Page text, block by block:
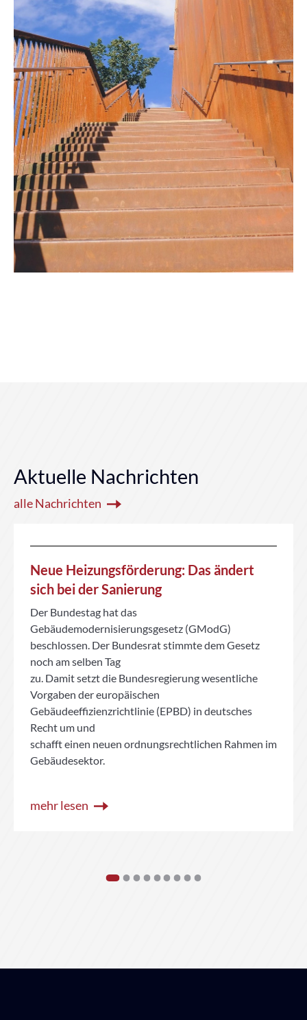
Aktuelle Nachrichten
alle Nachrichten
Neue Heizungsförderung: Das ändert
sich bei der Sanierung
Der Bundestag hat das
Gebäudemodernisierungsgesetz (GModG)
beschlossen. Der Bundesrat stimmte dem Gesetz
noch am selben Tag
zu. Damit setzt die Bundesregierung wesentliche
Vorgaben der europäischen
Gebäudeeffizienzrichtlinie (EPBD) in deutsches
Recht um und
schafft einen neuen ordnungsrechtlichen Rahmen im
Gebäudesektor.
mehr lesen
1 2 3 4 5 6 7 8 9